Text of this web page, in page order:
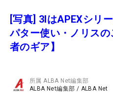
[写真] 3IはAPEXシリ
パター使い・ノリス
者のギア】
所属ALBA Net編集部
ALBA Net編集部 / ALBA Net